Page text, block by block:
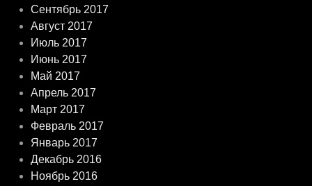
Сентябрь 2017
Август 2017
Июль 2017
Июнь 2017
Май 2017
Апрель 2017
Март 2017
Февраль 2017
Январь 2017
Декабрь 2016
Ноябрь 2016